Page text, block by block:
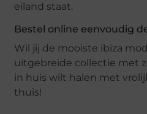
eiland staat.
Bestel online eenvoudig
Wil jij de mooiste ibiza
uitgebreide collectie met
in huis wilt halen met
thuis!